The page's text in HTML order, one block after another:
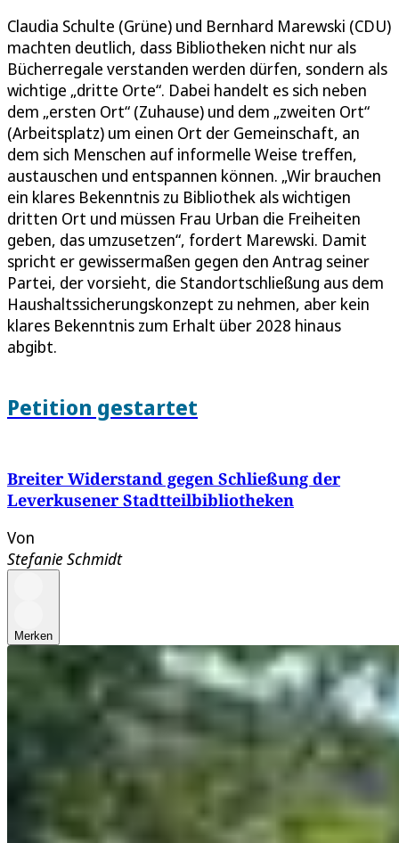
Claudia Schulte (Grüne) und Bernhard Marewski (CDU)
machten deutlich, dass Bibliotheken nicht nur als
Bücherregale verstanden werden dürfen, sondern als
wichtige „dritte Orte“. Dabei handelt es sich neben
dem „ersten Ort“ (Zuhause) und dem „zweiten Ort“
(Arbeitsplatz) um einen Ort der Gemeinschaft, an
dem sich Menschen auf informelle Weise treffen,
austauschen und entspannen können. „Wir brauchen
ein klares Bekenntnis zu Bibliothek als wichtigen
dritten Ort und müssen Frau Urban die Freiheiten
geben, das umzusetzen“, fordert Marewski. Damit
spricht er gewissermaßen gegen den Antrag seiner
Partei, der vorsieht, die Standortschließung aus dem
Haushaltssicherungskonzept zu nehmen, aber kein
klares Bekenntnis zum Erhalt über 2028 hinaus
abgibt.
Petition gestartet
Breiter Widerstand gegen Schließung der
Leverkusener Stadtteilbibliotheken
Von
Stefanie Schmidt
Merken